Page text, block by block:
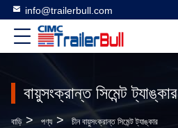
info@trailerbull.com
বায়ুসংক্রান্ত সিমেন্ট ট্যাঙ্কার
বাড়ি > পণ্য > চীন বায়ুসংক্রান্ত সিমেন্ট ট্যাঙ্কার